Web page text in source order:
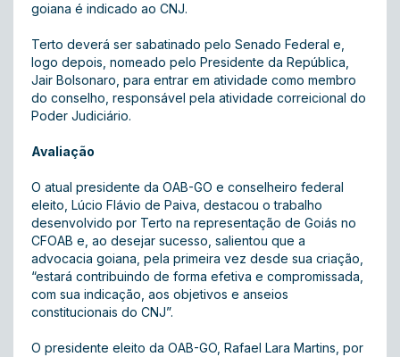
goiana é indicado ao CNJ.
Terto deverá ser sabatinado pelo Senado Federal e,
logo depois, nomeado pelo Presidente da República,
Jair Bolsonaro, para entrar em atividade como membro
do conselho, responsável pela atividade correicional do
Poder Judiciário.
Avaliação
O atual presidente da OAB-GO e conselheiro federal
eleito, Lúcio Flávio de Paiva, destacou o trabalho
desenvolvido por Terto na representação de Goiás no
CFOAB e, ao desejar sucesso, salientou que a
advocacia goiana, pela primeira vez desde sua criação,
“estará contribuindo de forma efetiva e compromissada,
com sua indicação, aos objetivos e anseios
constitucionais do CNJ”.
O presidente eleito da OAB-GO, Rafael Lara Martins, por